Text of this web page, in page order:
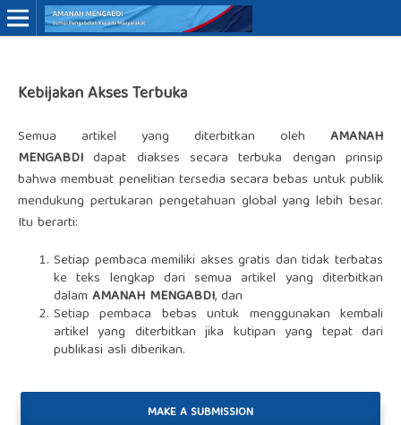
Kebijakan Akses Terbuka
Semua artikel yang diterbitkan olehAMANAH
MENGABDIdapat diakses secara terbuka dengan prinsip
bahwa membuat penelitian tersedia secara bebas untuk publik
mendukung pertukaran pengetahuan global yang lebih besar.
Itu berarti:
Setiap pembaca memiliki akses gratis dan tidak terbatas
ke teks lengkap dari semua artikel yang diterbitkan
dalam AMANAH MENGABDI, dan
Setiap pembaca bebas untuk menggunakan kembali
artikel yang diterbitkan jika kutipan yang tepat dari
publikasi asli diberikan.
MAKE A SUBMISSION